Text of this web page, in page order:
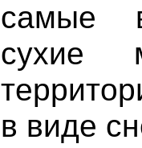
самые
сухие
в виде